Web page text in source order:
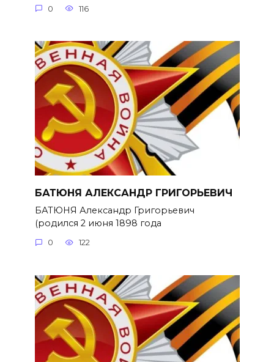
0 116
БАТЮНЯ АЛЕКСАНДР ГРИГОРЬЕВИЧ
БАТЮНЯ Александр Григорьевич
(родился 2 июня 1898 года
0 122